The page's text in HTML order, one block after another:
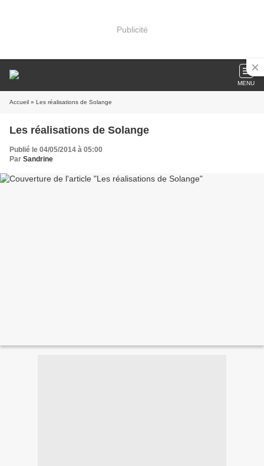
Publicité
MENU
Accueil » Les réalisations de Solange
Les réalisations de Solange
Publié le 04/05/2014 à 05:00
Par Sandrine